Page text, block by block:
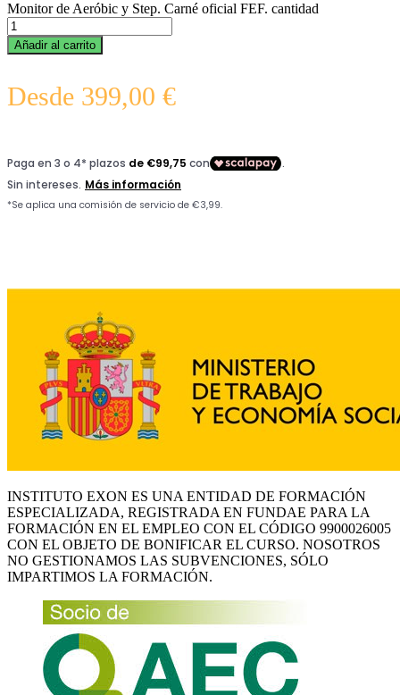
Monitor de Aeróbic y Step. Carné oficial FEF. cantidad
Añadir al carrito
Desde 399,00 €
INSTITUTO EXON ES UNA ENTIDAD DE FORMACIÓN
ESPECIALIZADA, REGISTRADA EN FUNDAE PARA LA
FORMACIÓN EN EL EMPLEO CON EL CÓDIGO 9900026005
CON EL OBJETO DE BONIFICAR EL CURSO. NOSOTROS
NO GESTIONAMOS LAS SUBVENCIONES, SÓLO
IMPARTIMOS LA FORMACIÓN.